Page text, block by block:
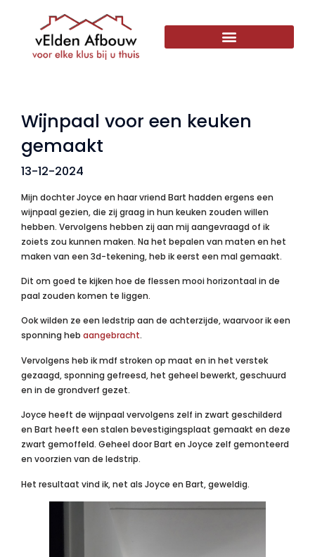
Wijnpaal voor een keuken
gemaakt
13-12-2024
Mijn dochter Joyce en haar vriend Bart hadden ergens een
wijnpaal gezien, die zij graag in hun keuken zouden willen
hebben. Vervolgens hebben zij aan mij aangevraagd of ik
zoiets zou kunnen maken. Na het bepalen van maten en het
maken van een 3d-tekening, heb ik eerst een mal gemaakt.
Dit om goed te kijken hoe de flessen mooi horizontaal in de
paal zouden komen te liggen.
Ook wilden ze een ledstrip aan de achterzijde, waarvoor ik een
sponning heb aangebracht.
Vervolgens heb ikmdf stroken op maat en in het verstek
gezaagd, sponning gefreesd, het geheel bewerkt, geschuurd
en in de grondverf gezet.
Joyce heeft de wijnpaal vervolgens zelf in zwart geschilderd
en Bart heeft een stalen bevestigingsplaat gemaakt en deze
zwart gemoffeld. Geheel door Bart en Joyce zelf gemonteerd
en voorzien van de ledstrip.
Het resultaat vind ik, net als Joyce en Bart, geweldig.